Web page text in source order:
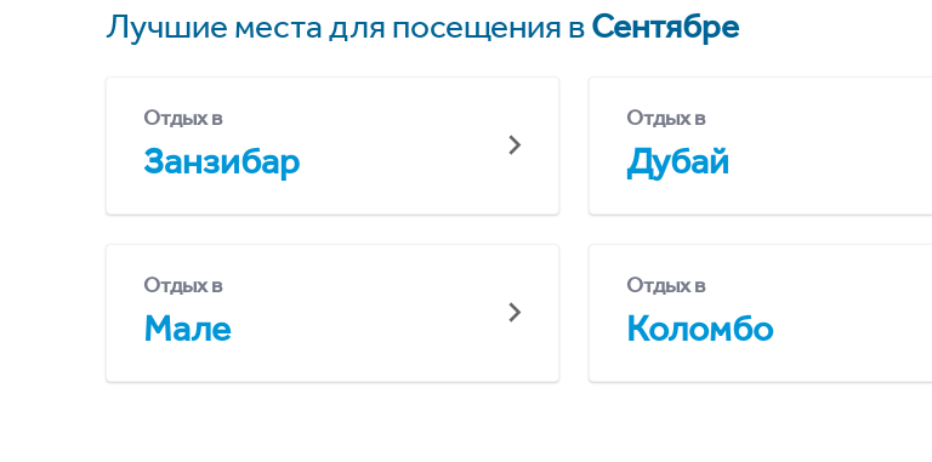
Лучшие места для посещения вСентябре
Отдых в
Занзибар
Отдых в
Дубай
Отдых в
Мале
Отдых в
Коломбо